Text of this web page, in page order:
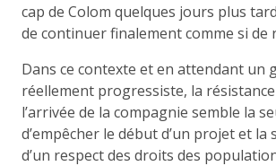
cap de Colom quelques jours plus
de continuer finalement comme si de
Dans ce contexte et en attendant un
réellement progressiste, la
l’arrivée de la compagnie semble la
d’empêcher le début d’un projet et la
d’un respect des droits des